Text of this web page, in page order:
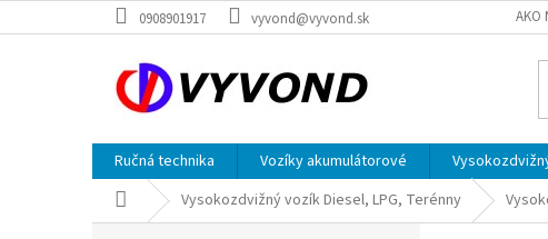
na
0908901917 vyvond@vyvond.sk AKO
Ručná technika Vozíky akumulátorové
DomovVysokozdvižný vozík Diesel, LPG, Terénny